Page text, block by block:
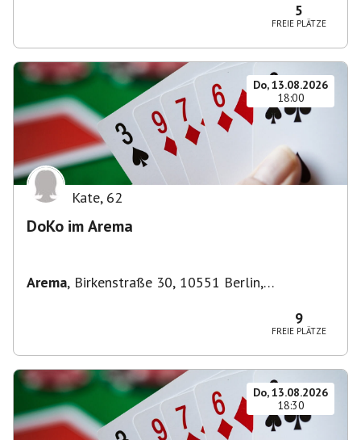
5
FREIE PLÄTZE
Do, 13.08.2026
18:00
Kate, 62
DoKo im Arema
Arema, Birkenstraße 30, 10551 Berlin,
9
FREIE PLÄTZE
Do, 13.08.2026
18:30